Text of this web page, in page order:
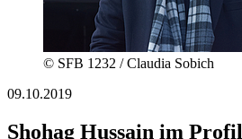
© SFB 1232 / Claudia Sobich
09.10.2019
Shohag Hussain im Profil